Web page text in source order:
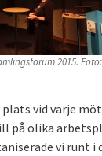
2015.
vid varje
på olika
vi